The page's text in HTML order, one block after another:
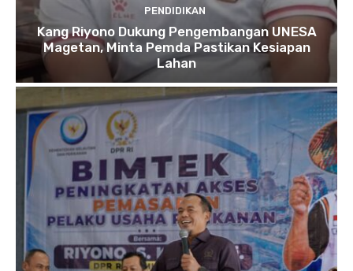
PENDIDIKAN
Kang Riyono Dukung Pengembangan UNESA
Magetan, Minta Pemda Pastikan Kesiapan
Lahan